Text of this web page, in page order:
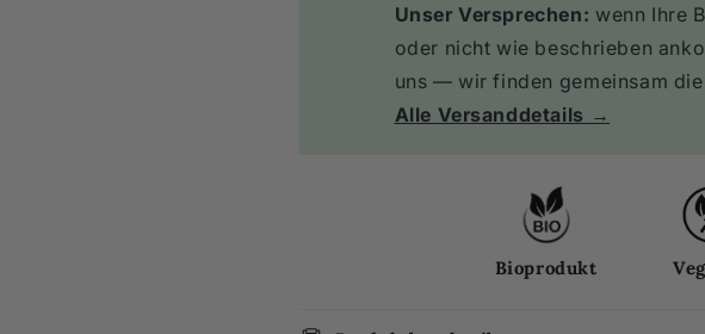
Unser Versprechen: wenn Ihre
oder nicht wie beschrieben
uns — wir finden gemeinsam
Alle Versanddetails →
Bioprodukt